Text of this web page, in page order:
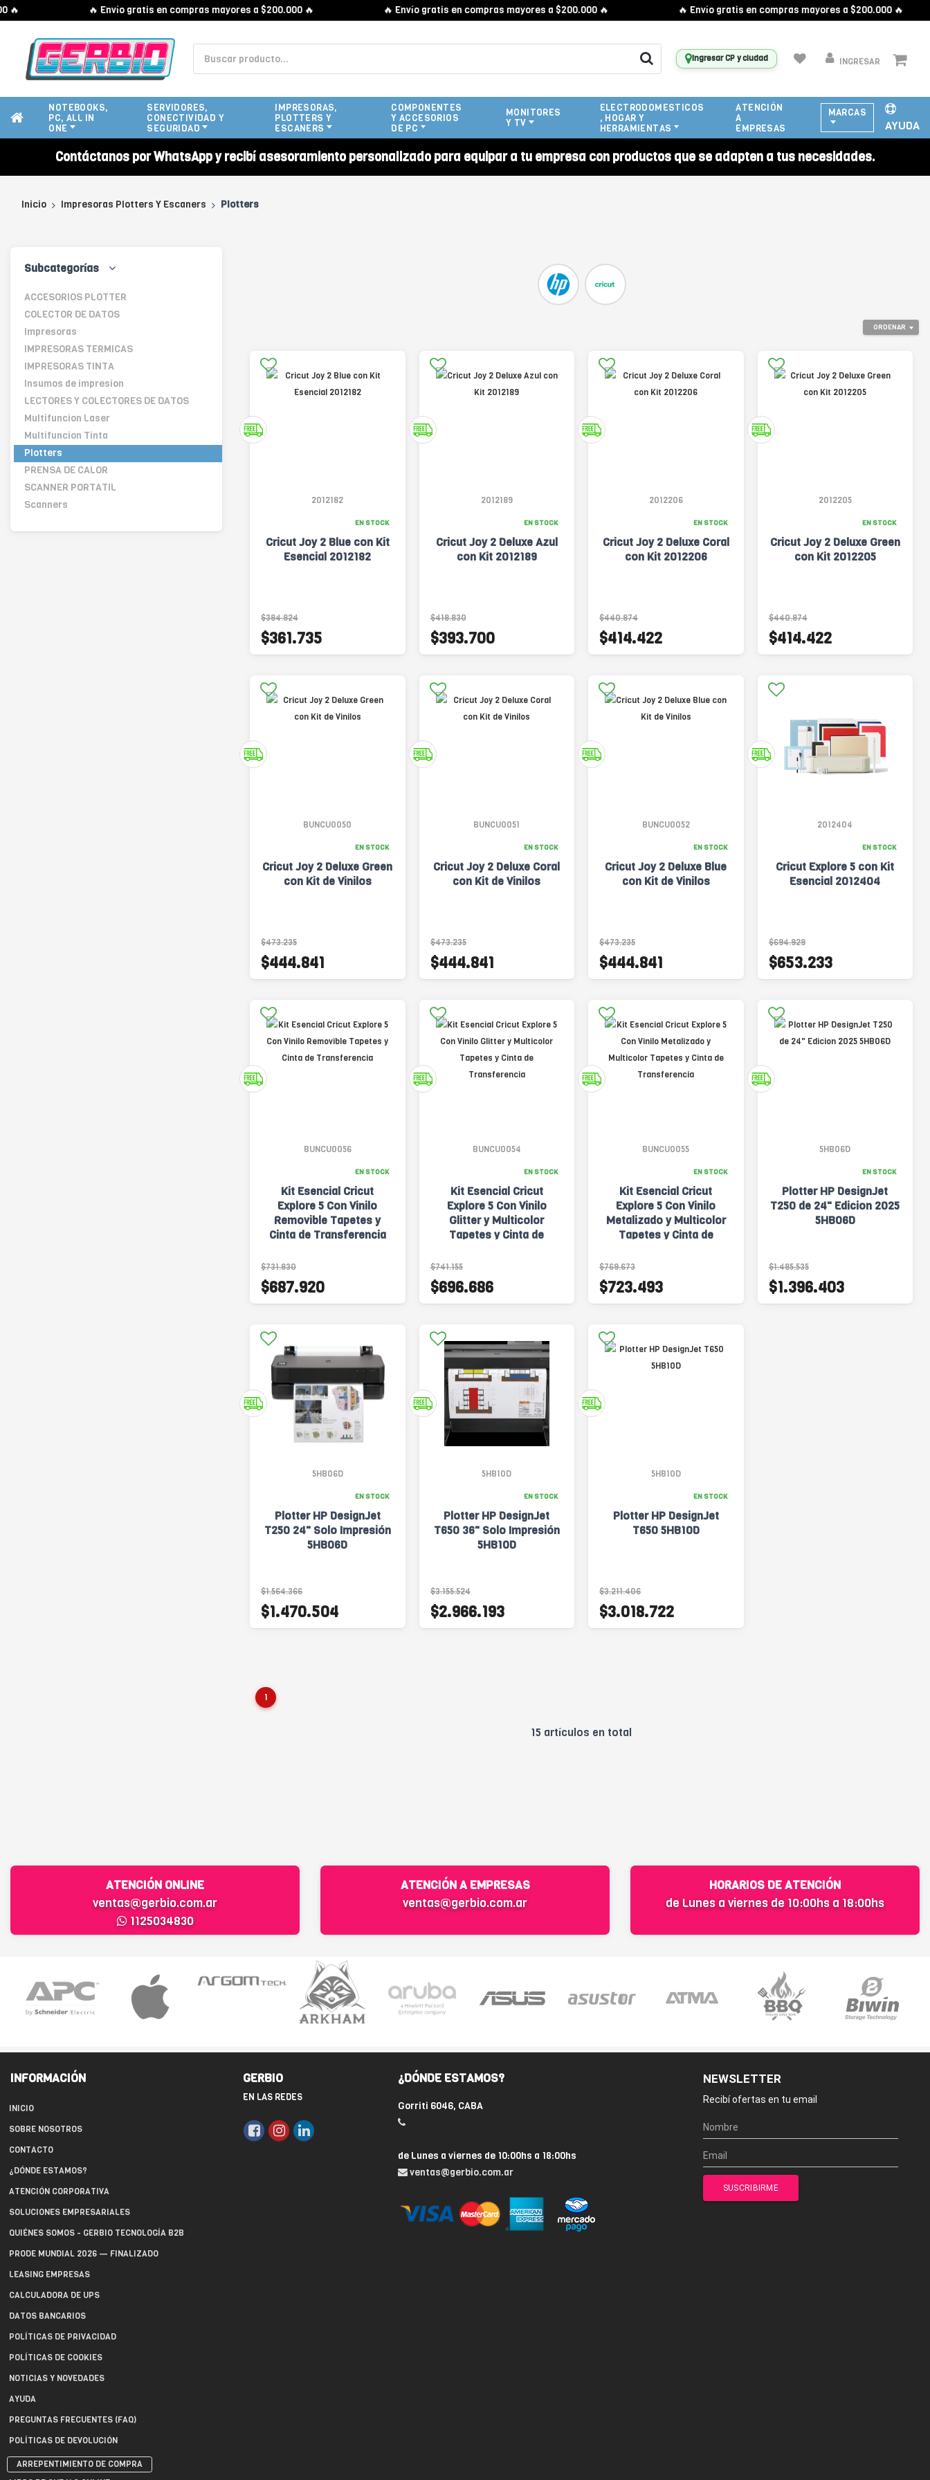
🔥 Envío gratis en compras mayores a $200.000 🔥 🔥 Envío gratis en compras mayores a $200.000 🔥 🔥 Envío gratis en compras mayores a $200.000 🔥
Ingresar CP y ciudad INGRESAR
NOTEBOOKS,
PC, ALL IN
ONE
SERVIDORES,
CONECTIVIDAD Y
SEGURIDAD
IMPRESORAS,
PLOTTERS Y
ESCANERS
COMPONENTES
Y ACCESORIOS
DE PC
MONITORES
Y TV
ELECTRODOMESTICOS
, HOGAR Y
HERRAMIENTAS
ATENCIÓN
A
EMPRESAS
MARCAS
AYUDA
Contáctanos por WhatsApp y recibí asesoramiento personalizado para equipar a tu empresa con productos que se adapten a tus necesidades.
Inicio Impresoras Plotters Y Escaners Plotters
Subcategorías
ACCESORIOS PLOTTER
COLECTOR DE DATOS
Impresoras
IMPRESORAS TERMICAS
IMPRESORAS TINTA
Insumos de impresion
LECTORES Y COLECTORES DE DATOS
Multifuncion Laser
Multifuncion Tinta
Plotters
PRENSA DE CALOR
SCANNER PORTATIL
Scanners
ORDENAR
2012182
EN STOCK
Cricut Joy 2 Blue con Kit
Esencial 2012182
$384.824
$361.735
2012189
EN STOCK
Cricut Joy 2 Deluxe Azul
con Kit 2012189
$418.830
$393.700
2012206
EN STOCK
Cricut Joy 2 Deluxe Coral
con Kit 2012206
$440.874
$414.422
2012205
EN STOCK
Cricut Joy 2 Deluxe Green
con Kit 2012205
$440.874
$414.422
BUNCU0050
EN STOCK
Cricut Joy 2 Deluxe Green
con Kit de Vinilos
$473.235
$444.841
BUNCU0051
EN STOCK
Cricut Joy 2 Deluxe Coral
con Kit de Vinilos
$473.235
$444.841
BUNCU0052
EN STOCK
Cricut Joy 2 Deluxe Blue
con Kit de Vinilos
$473.235
$444.841
2012404
EN STOCK
Cricut Explore 5 con Kit
Esencial 2012404
$694.929
$653.233
BUNCU0056
EN STOCK
Kit Esencial Cricut
Explore 5 Con Vinilo
Removible Tapetes y
Cinta de Transferencia
$731.830
$687.920
BUNCU0054
EN STOCK
Kit Esencial Cricut
Explore 5 Con Vinilo
Glitter y Multicolor
Tapetes y Cinta de
$741.155
$696.686
BUNCU0055
EN STOCK
Kit Esencial Cricut
Explore 5 Con Vinilo
Metalizado y Multicolor
Tapetes y Cinta de
$769.673
$723.493
5HB06D
EN STOCK
Plotter HP DesignJet
T250 de 24" Edicion 2025
5HB06D
$1.485.535
$1.396.403
5HB06D
EN STOCK
Plotter HP DesignJet
T250 24" Solo Impresión
5HB06D
$1.564.366
$1.470.504
5HB10D
EN STOCK
Plotter HP DesignJet
T650 36" Solo Impresión
5HB10D
$3.155.524
$2.966.193
5HB10D
EN STOCK
Plotter HP DesignJet
T650 5HB10D
$3.211.406
$3.018.722
1
15 artículos en total
ATENCIÓN ONLINE
ventas@gerbio.com.ar
1125034830
ATENCIÓN A EMPRESAS
ventas@gerbio.com.ar
HORARIOS DE ATENCIÓN
de Lunes a viernes de 10:00hs a 18:00hs
INFORMACIÓN
INICIO
SOBRE NOSOTROS
CONTACTO
¿DÓNDE ESTAMOS?
ATENCIÓN CORPORATIVA
SOLUCIONES EMPRESARIALES
QUIÉNES SOMOS - GERBIO TECNOLOGÍA B2B
PRODE MUNDIAL 2026 — FINALIZADO
LEASING EMPRESAS
CALCULADORA DE UPS
DATOS BANCARIOS
POLÍTICAS DE PRIVACIDAD
POLÍTICAS DE COOKIES
NOTICIAS Y NOVEDADES
AYUDA
PREGUNTAS FRECUENTES (FAQ)
POLÍTICAS DE DEVOLUCIÓN
ARREPENTIMIENTO DE COMPRA
GERBIO
EN LAS REDES
¿DÓNDE ESTAMOS?
Gorriti 6046, CABA
de Lunes a viernes de 10:00hs a 18:00hs
ventas@gerbio.com.ar
NEWSLETTER
Recibí ofertas en tu email